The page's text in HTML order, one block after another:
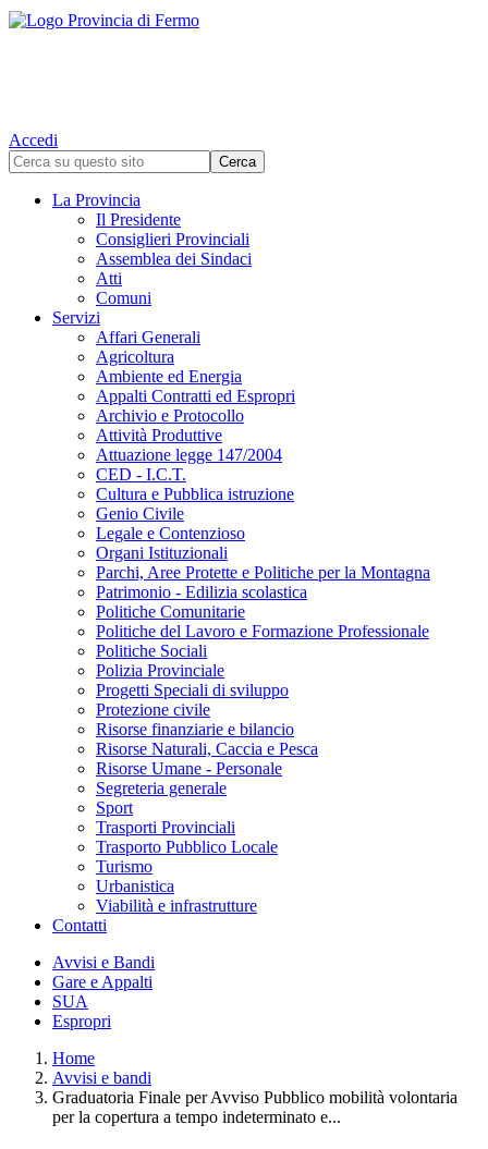
Accedi
La Provincia
Il Presidente
Consiglieri Provinciali
Assemblea dei Sindaci
Atti
Comuni
Servizi
Affari Generali
Agricoltura
Ambiente ed Energia
Appalti Contratti ed Espropri
Archivio e Protocollo
Attività Produttive
Attuazione legge 147/2004
CED - I.C.T.
Cultura e Pubblica istruzione
Genio Civile
Legale e Contenzioso
Organi Istituzionali
Parchi, Aree Protette e Politiche per la Montagna
Patrimonio - Edilizia scolastica
Politiche Comunitarie
Politiche del Lavoro e Formazione Professionale
Politiche Sociali
Polizia Provinciale
Progetti Speciali di sviluppo
Protezione civile
Risorse finanziarie e bilancio
Risorse Naturali, Caccia e Pesca
Risorse Umane - Personale
Segreteria generale
Sport
Trasporti Provinciali
Trasporto Pubblico Locale
Turismo
Urbanistica
Viabilità e infrastrutture
Contatti
Avvisi e Bandi
Gare e Appalti
SUA
Espropri
Home
Avvisi e bandi
Graduatoria Finale per Avviso Pubblico mobilità volontaria
per la copertura a tempo indeterminato e...